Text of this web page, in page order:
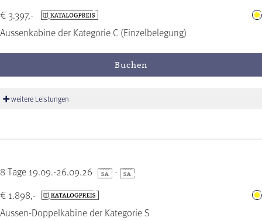
Aussenkabine der Kategorie C (Einzelbelegung)
€ 3.397,-
Buchen
weitere Leistungen
8 Tage 19.09.-26.09.26 -
Aussen-Doppelkabine der Kategorie S
€ 1.898,-